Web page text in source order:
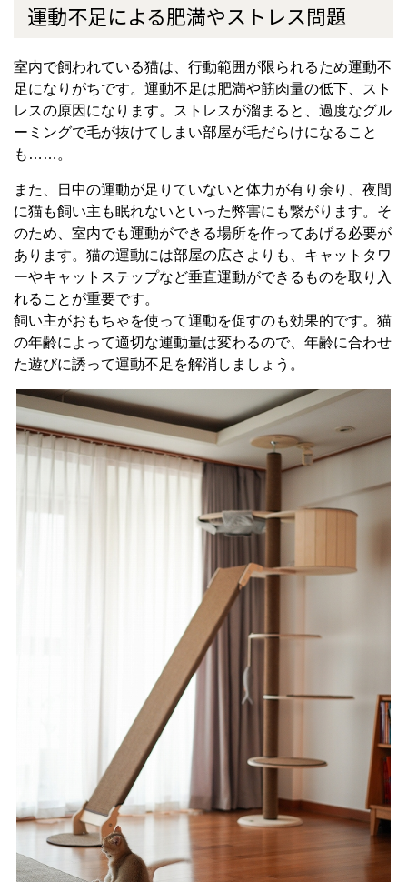
運動不足による肥満やストレス問題
室内で飼われている猫は、行動範囲が限られるため運動不
足になりがちです。運動不足は肥満や筋肉量の低下、スト
レスの原因になります。ストレスが溜まると、過度なグル
ーミングで毛が抜けてしまい部屋が毛だらけになること
も ……。
また、日中の運動が足りていないと体力が有り余り、夜間
に猫も飼い主も眠れないといった弊害にも繋がります。そ
のため、室内でも運動ができる場所を作ってあげる必要が
あります。猫の運動には部屋の広さよりも、キャットタワ
ーやキャットステップなど垂直運動ができるものを取り入
れることが重要です。
飼い主がおもちゃを使って運動を促すのも効果的です。猫
の年齢によって適切な運動量は変わるので、年齢に合わせ
た遊びに誘って運動不足を解消しましょう。